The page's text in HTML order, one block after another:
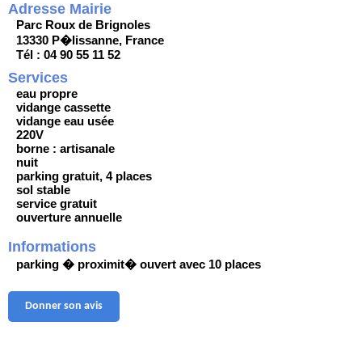
Adresse Mairie
Parc Roux de Brignoles
13330 P�lissanne, France
Tél : 04 90 55 11 52
Services
eau propre
vidange cassette
vidange eau usée
220V
borne : artisanale
nuit
parking gratuit, 4 places
sol stable
service gratuit
ouverture annuelle
Informations
parking � proximit� ouvert avec 10 places
Donner son avis